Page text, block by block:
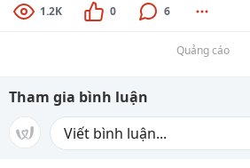
1.2K 0 6
Quảng cáo
Tham gia bình luận